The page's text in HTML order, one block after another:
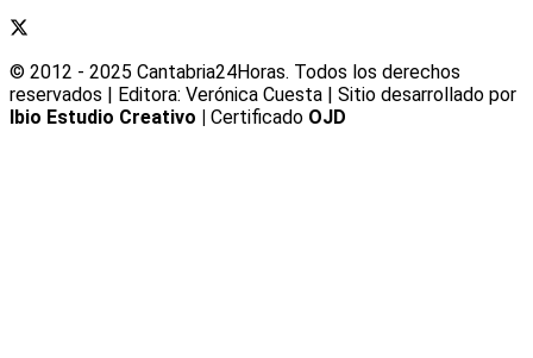
© 2012 - 2025 Cantabria24Horas. Todos los derechos
reservados | Editora: Verónica Cuesta | Sitio desarrollado por
Ibio Estudio Creativo | Certificado OJD